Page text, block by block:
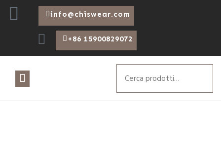
info@chiswear.com
+86 15900829072